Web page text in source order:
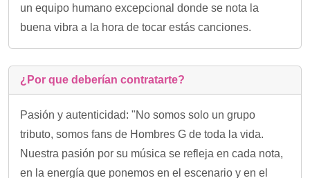
un equipo humano excepcional donde se nota la
buena vibra a la hora de tocar estás canciones.
¿Por que deberían contratarte?
Pasión y autenticidad: "No somos solo un grupo
tributo, somos fans de Hombres G de toda la vida.
Nuestra pasión por su música se refleja en cada nota,
en la energía que ponemos en el escenario y en el